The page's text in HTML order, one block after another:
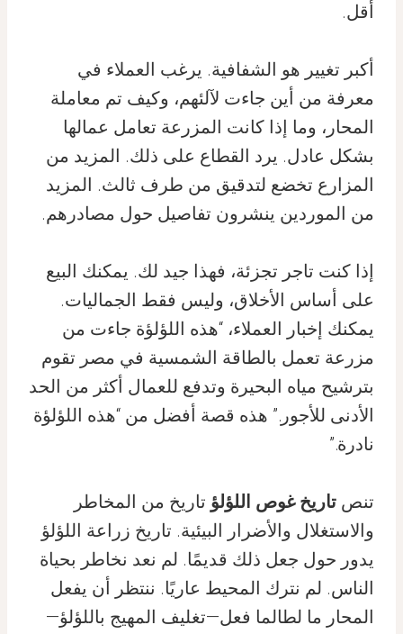
أقل.
أكبر تغيير هو الشفافية. يرغب العملاء في
معرفة من أين جاءت لآلئهم، وكيف تم معاملة
المحار، وما إذا كانت المزرعة تعامل عمالها
بشكل عادل. يرد القطاع على ذلك. المزيد من
المزارع تخضع لتدقيق من طرف ثالث. المزيد
من الموردين ينشرون تفاصيل حول مصادرهم.
إذا كنت تاجر تجزئة، فهذا جيد لك. يمكنك البيع
على أساس الأخلاق، وليس فقط الجماليات.
يمكنك إخبار العملاء، “هذه اللؤلؤة جاءت من
مزرعة تعمل بالطاقة الشمسية في مصر تقوم
بترشيح مياه البحيرة وتدفع للعمال أكثر من الحد
الأدنى للأجور.” هذه قصة أفضل من “هذه اللؤلؤة
نادرة.”
تنص تاريخ غوص اللؤلؤ تاريخ من المخاطر
والاستغلال والأضرار البيئية. تاريخ زراعة اللؤلؤ
يدور حول جعل ذلك قديمًا. لم نعد نخاطر بحياة
الناس. لم نترك المحيط عاريًا. ننتظر أن يفعل
المحار ما لطالما فعل—تغليف المهيج باللؤلؤ—